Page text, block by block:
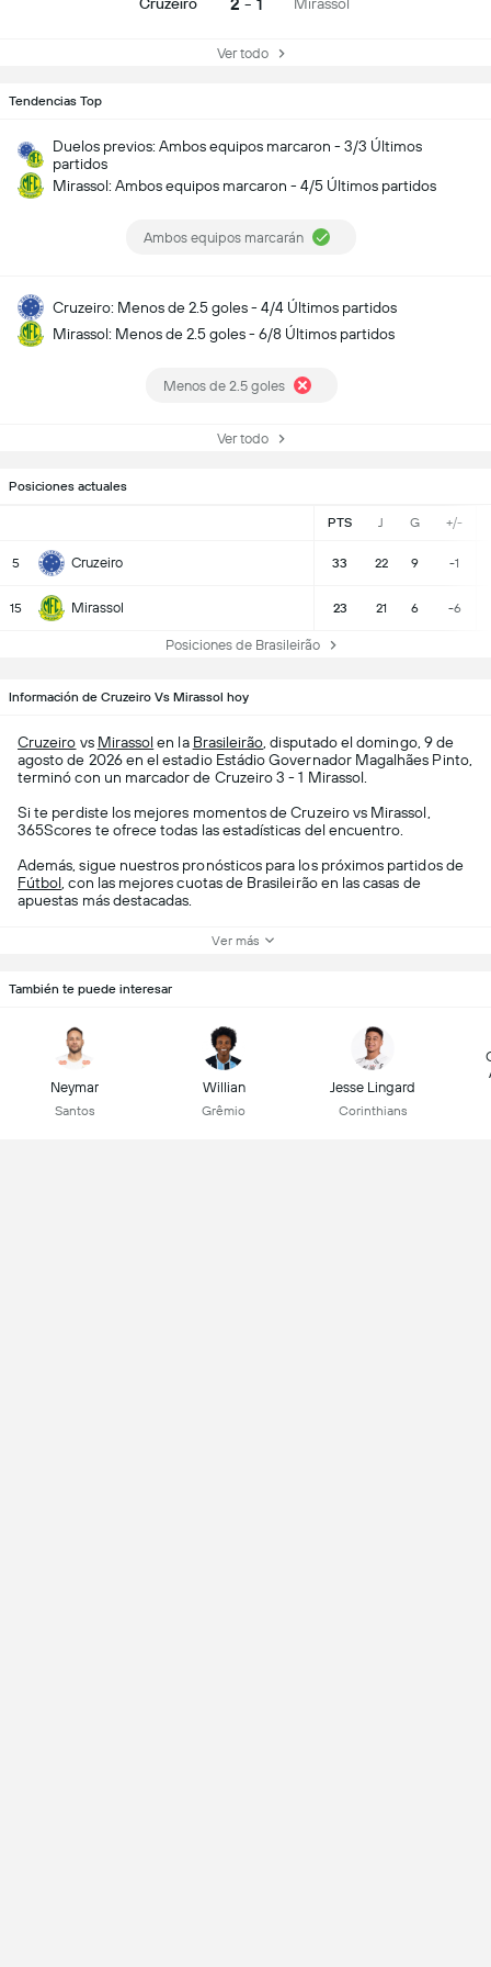
Posiciones actuales
PTS J G +/-
5 Cruzeiro 33 22 9 -1
15 Mirassol 23 21 6 -6
Posiciones de Brasileirão
Tendencias Top
Duelos previos: Ambos equipos marcaron - 3/3 Últimos
partidos
Mirassol: Ambos equipos marcaron - 4/5 Últimos partidos
Ambos equipos marcarán
Cruzeiro: Menos de 2.5 goles - 4/4 Últimos partidos
Mirassol: Menos de 2.5 goles - 6/8 Últimos partidos
Menos de 2.5 goles
Ver todo
Ver todo
Información de Cruzeiro Vs Mirassol hoy
Cruzeiro vs Mirassol en la Brasileirão , disputado el domingo, 9 de
agosto de 2026 en el estadio Estádio Governador Magalhães Pinto,
terminó con un marcador de Cruzeiro 3 - 1 Mirassol.
Si te perdiste los mejores momentos de Cruzeiro vs Mirassol,
365Scores te ofrece todas las estadísticas del encuentro.
Además, sigue nuestros pronósticos para los próximos partidos de
Fútbol , con las mejores cuotas de Brasileirão en las casas de
apuestas más destacadas.
Ver más
También te puede interesar
Neymar
Santos
Willian
Grêmio
Jesse Lingard
Corinthians